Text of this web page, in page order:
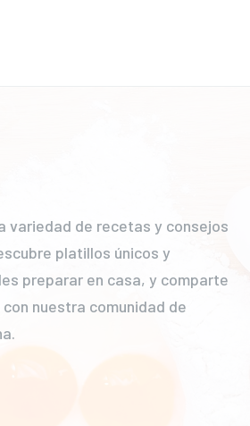
variedad de recetas y consejos
platillos únicos y
preparar en casa, y comparte
nuestra comunidad de